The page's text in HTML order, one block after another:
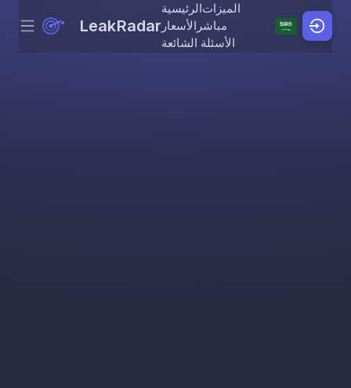
Skip to content
Menu LeakRadar
الرئيسيةالميزات
الأسعار مباشر
الأسئلة الشائعة